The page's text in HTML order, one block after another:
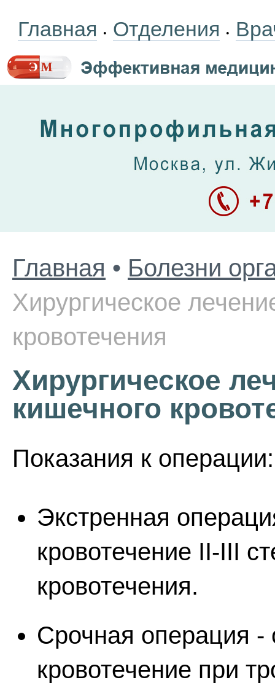
Главная • Отделения •
Главная • Болезни
Хирургическое
кровотечения
Хирургическое
кишечного
Показания к операции:
Экстренная
кровотечение II-III
кровотечения.
Срочная операция -
кровотечение при